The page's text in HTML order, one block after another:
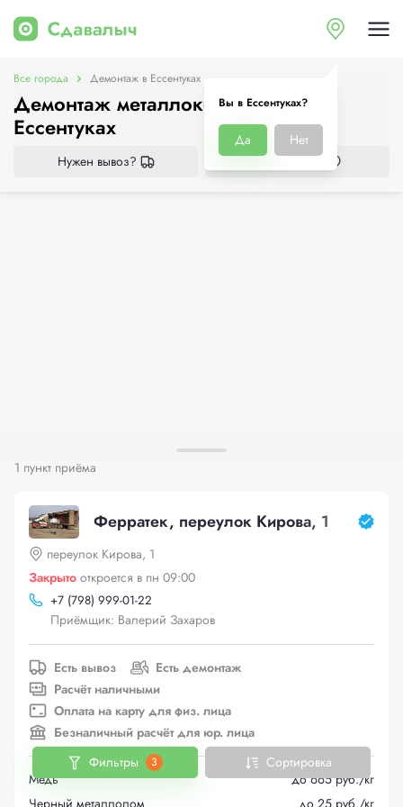
Вы в Ессентуках?
Да Нет
Все города Демонтаж в Ессентуках
Демонтаж металлоконструкций в
Ессентуках
Нужен вывоз? Все приёмки
1 пункт приёма
Ферратек, переулок Кирова, 1
переулок Кирова, 1
Закрыто откроется в пн 09:00
+7 (798) 999-01-22
Приёмщик: Валерий Захаров
Есть вывоз
Есть демонтаж
Расчёт наличными
Оплата на карту для физ. лица
Безналичный расчёт для юр. лица
Медь
до 665 руб./кг
Черный металлолом
до 25 руб./кг
Фильтры 3 Сортировка